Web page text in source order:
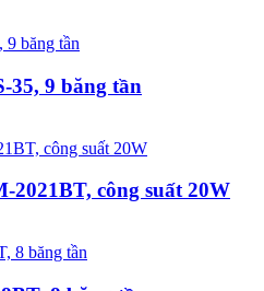
35, 9 băng tần
công suất 20W